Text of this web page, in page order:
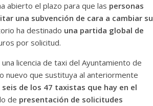
abierto el plazo para que las personas
una subvención de cara a cambiar su
ha destinado una partida global de
por solicitud.
licencia de taxi del Ayuntamiento de
nuevo que sustituya al anteriormente
seis de los 47 taxistas que hay en el
de presentación de solicitudes